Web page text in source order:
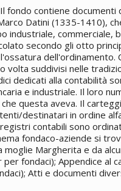
Il fondo contiene
Datini (1335-1410),
industriale, commerciale,
secondo gli otto
dell'ordinamento.
volta suddivisi nelle
dedicati alla contabilità
e industriale. Il loro
questa aveva. Il
destinatari in ordine
contabili sono
fondaco-aziende si
moglie Margherita e da
per fondaci); Appendice
Atti e documenti